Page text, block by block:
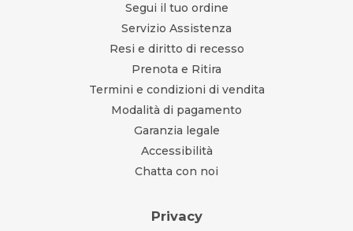
Segui il tuo ordine
Servizio Assistenza
Resi e diritto di recesso
Prenota e Ritira
Termini e condizioni di vendita
Modalità di pagamento
Garanzia legale
Accessibilità
Chatta con noi
Privacy